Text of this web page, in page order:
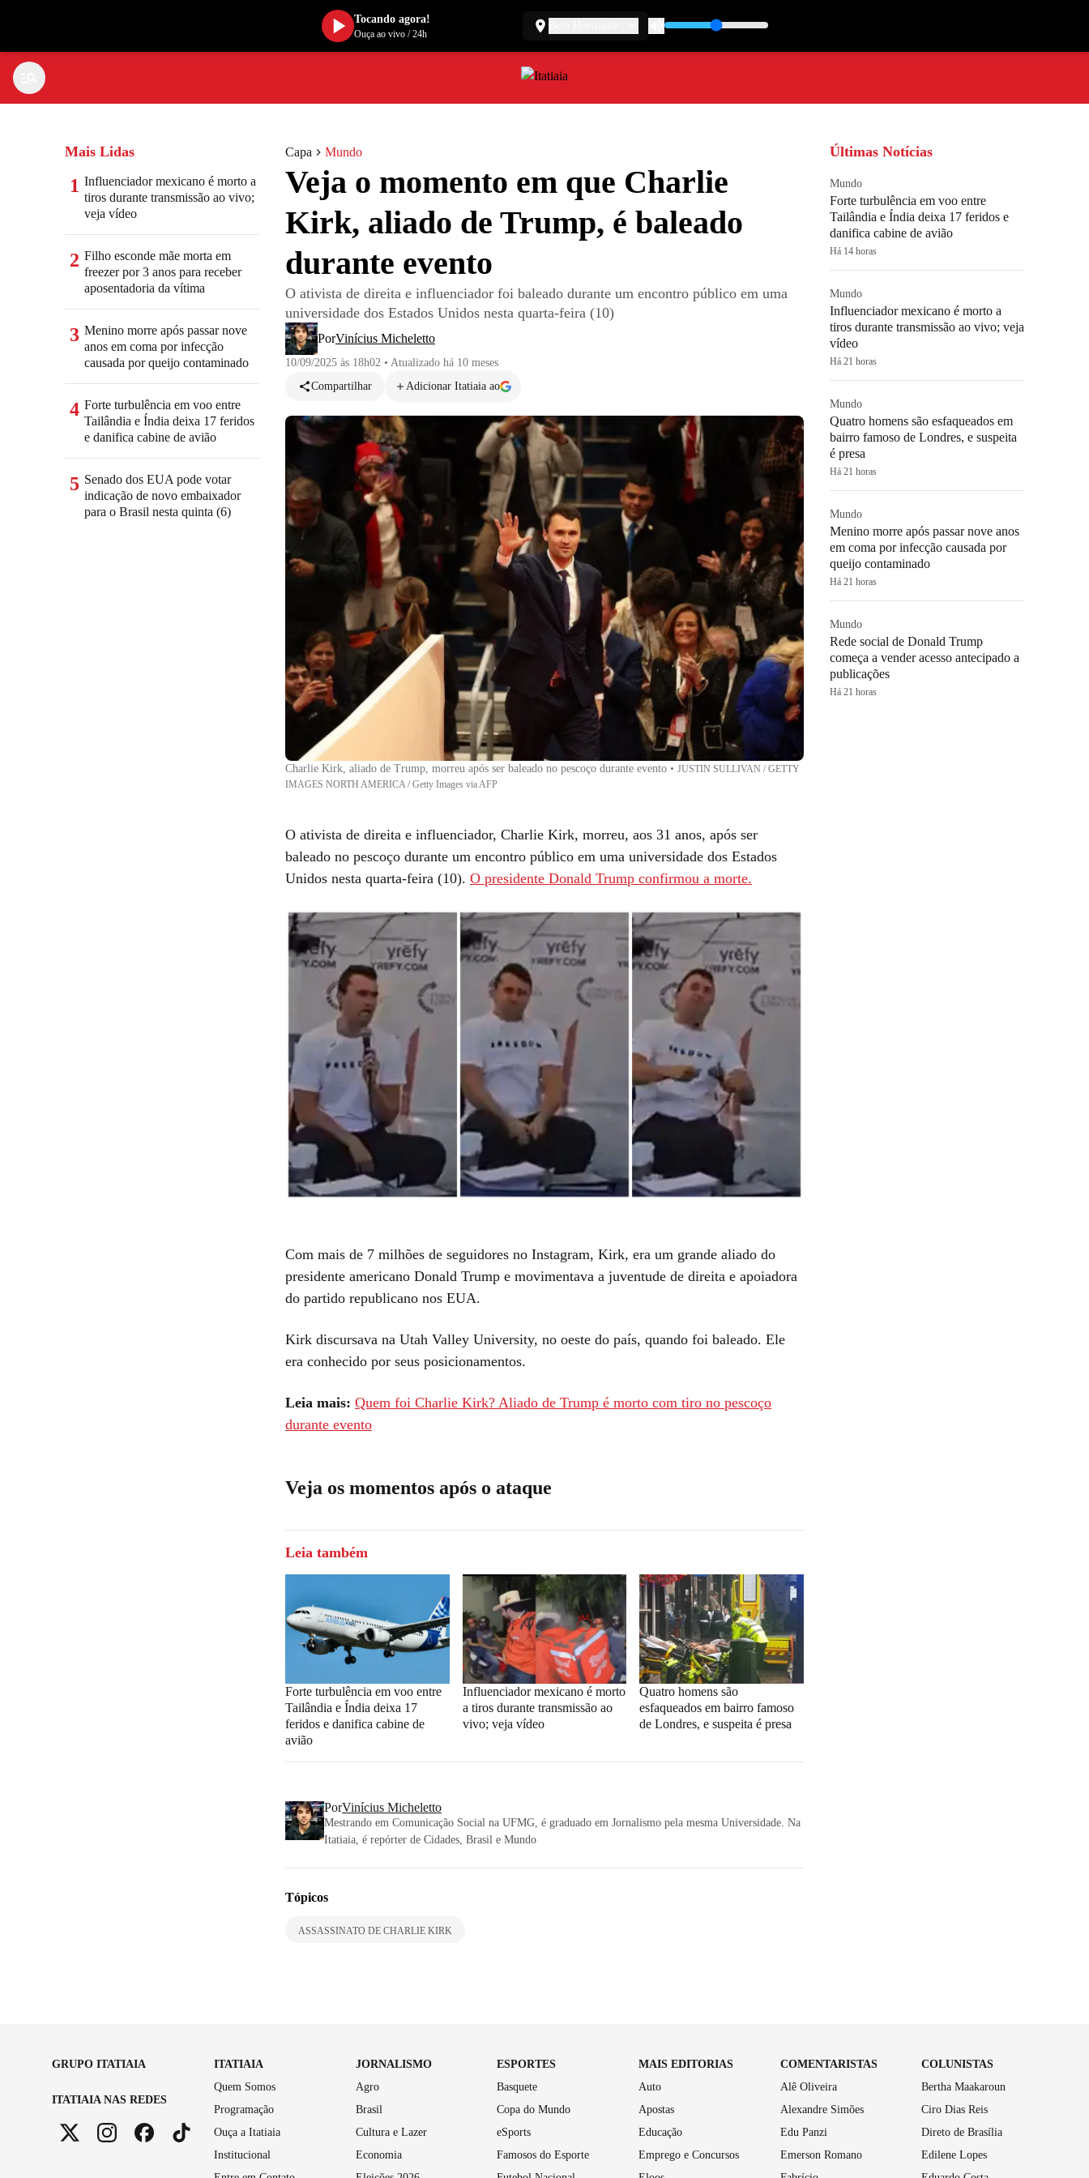
Capa Mundo
Veja o momento em que Charlie
Kirk, aliado de Trump, é baleado
durante evento
O ativista de direita e influenciador foi baleado durante um encontro público em uma
universidade dos Estados Unidos nesta quarta-feira (10)
PorVinícius Micheletto
10/09/2025 às 18h02 • Atualizado há 10 meses
Compartilhar
Adicionar Itatiaia ao
Charlie Kirk, aliado de Trump, morreu após ser baleado no pescoço durante evento • JUSTIN SULLIVAN / GETTY
IMAGES NORTH AMERICA / Getty Images via AFP
O ativista de direita e influenciador, Charlie Kirk, morreu, aos 31 anos, após ser
baleado no pescoço durante um encontro público em uma universidade dos Estados
Unidos nesta quarta-feira (10). O presidente Donald Trump confirmou a morte.
Com mais de 7 milhões de seguidores no Instagram, Kirk, era um grande aliado do
presidente americano Donald Trump e movimentava a juventude de direita e apoiadora
do partido republicano nos EUA.
Kirk discursava na Utah Valley University, no oeste do país, quando foi baleado. Ele
era conhecido por seus posicionamentos.
Leia mais: Quem foi Charlie Kirk? Aliado de Trump é morto com tiro no pescoço
durante evento
Veja os momentos após o ataque
Leia também
Forte turbulência em voo entre
Tailândia e Índia deixa 17
feridos e danifica cabine de
avião
Influenciador mexicano é morto
a tiros durante transmissão ao
vivo; veja vídeo
Quatro homens são
esfaqueados em bairro famoso
de Londres, e suspeita é presa
PorVinícius Micheletto
Mestrando em Comunicação Social na UFMG, é graduado em Jornalismo pela mesma Universidade. Na
Itatiaia, é repórter de Cidades, Brasil e Mundo
Tópicos
ASSASSINATO DE CHARLIE KIRK
Mais Lidas
1 Influenciador mexicano é morto a
tiros durante transmissão ao vivo;
veja vídeo
2 Filho esconde mãe morta em
freezer por 3 anos para receber
aposentadoria da vítima
3 Menino morre após passar nove
anos em coma por infecção
causada por queijo contaminado
4 Forte turbulência em voo entre
Tailândia e Índia deixa 17 feridos
e danifica cabine de avião
5 Senado dos EUA pode votar
indicação de novo embaixador
para o Brasil nesta quinta (6)
Últimas Notícias
Mundo
Forte turbulência em voo entre
Tailândia e Índia deixa 17 feridos e
danifica cabine de avião
Há 14 horas
Mundo
Influenciador mexicano é morto a
tiros durante transmissão ao vivo; veja
vídeo
Há 21 horas
Mundo
Quatro homens são esfaqueados em
bairro famoso de Londres, e suspeita
é presa
Há 21 horas
Mundo
Menino morre após passar nove anos
em coma por infecção causada por
queijo contaminado
Há 21 horas
Mundo
Rede social de Donald Trump
começa a vender acesso antecipado a
publicações
Há 21 horas
GRUPO ITATIAIA
ITATIAIA NAS REDES
ITATIAIA
Quem Somos
Programação
Ouça a Itatiaia
Institucional
JORNALISMO
Agro
Brasil
Cultura e Lazer
Economia
ESPORTES
Basquete
Copa do Mundo
eSports
Famosos do Esporte
MAIS EDITORIAS
Auto
Apostas
Educação
Emprego e Concursos
COMENTARISTAS
Alê Oliveira
Alexandre Simões
Edu Panzi
Emerson Romano
COLUNISTAS
Bertha Maakaroun
Ciro Dias Reis
Direto de Brasília
Edilene Lopes
Tocando agora!
Ouça ao vivo/24h